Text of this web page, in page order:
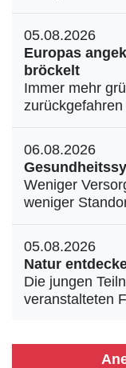
05.08.2026
Europas
bröckelt
Immer mehr
06.08.2026
Weniger
weniger
05.08.2026
Natur
Die jungen
veranstalteten